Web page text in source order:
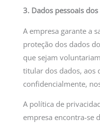
3. Dados pessoais
A empresa garante a
proteção dos dados
que sejam
titular dos dados, aos
confidencialmente,
A política de
empresa encontra-se